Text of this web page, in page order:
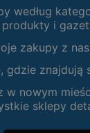
według
produkty i
zakupy z
gdzie znajdują
w nowym
sklepy